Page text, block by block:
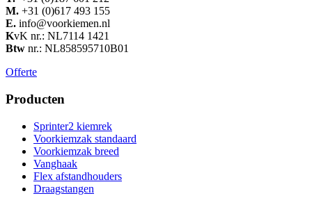
M. +31 (0)617 493 155
E. info@voorkiemen.nl
KvK nr.: NL7114 1421
Btw nr.: NL858595710B01
Offerte
Producten
Sprinter2 kiemrek
Voorkiemzak standaard
Voorkiemzak breed
Vanghaak
Flex afstandhouders
Draagstangen